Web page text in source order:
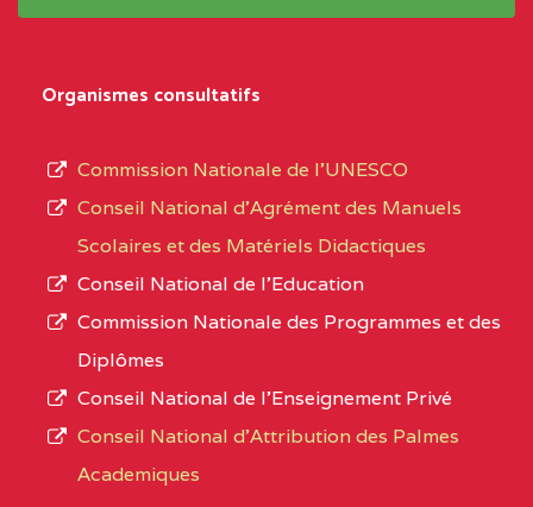
Organismes consultatifs
Commission Nationale de l’UNESCO
Conseil National d’Agrément des Manuels
Scolaires et des Matériels Didactiques
Conseil National de l’Education
Commission Nationale des Programmes et des
Diplômes
Conseil National de l’Enseignement Privé
Conseil National d'Attribution des Palmes
Academiques